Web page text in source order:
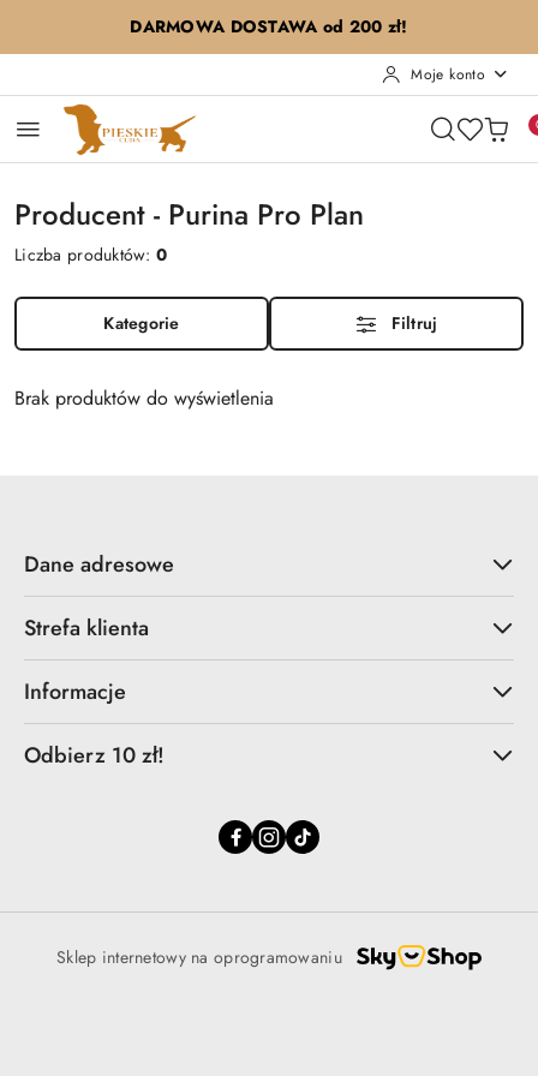
Przejdź do treści głównej
Przejdź do wyszukiwarki
Przejdź do moje konto
Przejdź do menu głównego
Przejdź do stopkiDARMOWA DOSTAWA od 200 zł!
Moje konto
Producent - Purina Pro Plan
Liczba produktów:0
Kategorie Filtruj
Brak produktów do wyświetlenia
Dane adresowe
Strefa klienta
Informacje
Odbierz 10 zł!
Sklep internetowy na oprogramowaniu